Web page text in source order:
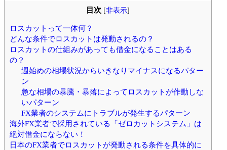
目次 [非表示]
ロスカットって一体何？
どんな条件でロスカットは発動されるの？
ロスカットの仕組みがあっても借金になることはある
の？
週始めの相場状況からいきなりマイナスになるパター
ン
急な相場の暴騰・暴落によってロスカットが作動しな
いパターン
FX業者のシステムにトラブルが発生するパターン
海外FX業者で採用されている「ゼロカットシステム」は
絶対借金にならない！
日本のFX業者でロスカットが発動される条件を具体的に